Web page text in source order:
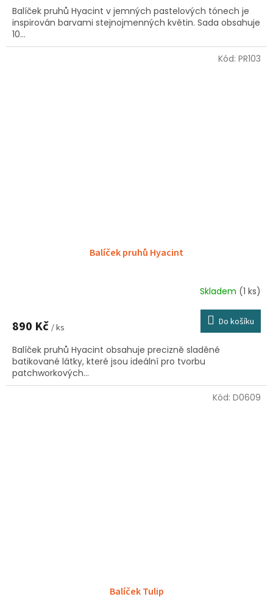
Balíček pruhů Hyacint v jemných pastelových tónech je
inspirován barvami stejnojmenných květin. Sada obsahuje
10...
Balíček pruhů Hyacint
Skladem (1 ks)
890 Kč / ks Do košíku
Balíček pruhů Hyacint obsahuje precizně sladěné
batikované látky, které jsou ideální pro tvorbu
patchworkových...
Kód: PR103
Balíček Tulip
Kód: D0609